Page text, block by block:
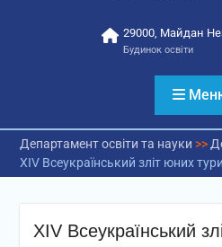
29000, Майдан
Будинок освіти
Департамент освіти та науки >>
XIV Всеукраїнський зліт юних
XIV Всеукраїнський